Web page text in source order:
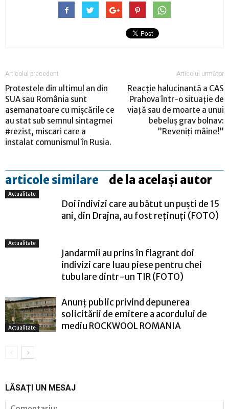
Articolul precedent
Protestele din ultimul an din
SUA sau România sunt
asemanatoare cu mișcările ce
au stat sub semnul sintagmei
#rezist, miscari care a
instalat comunismul în Rusia.
Articolul următor
Reacție halucinantă a CAS
Prahova într-o situație de
viață sau de moarte a unui
bebeluș grav bolnav:
”Reveniți mâine!”
articole similare de la același autor
Actualitate
Doi indivizi care au bătut un puști de 15
ani, din Drajna, au fost reținuți (FOTO)
Actualitate
Jandarmii au prins în flagrant doi
indivizi care luau piese pentru chei
tubulare dintr-un TIR (FOTO)
Actualitate
Anunț public privind depunerea
solicitării de emitere a acordului de
mediu ROCKWOOL ROMANIA
LĂSAȚI UN MESAJ